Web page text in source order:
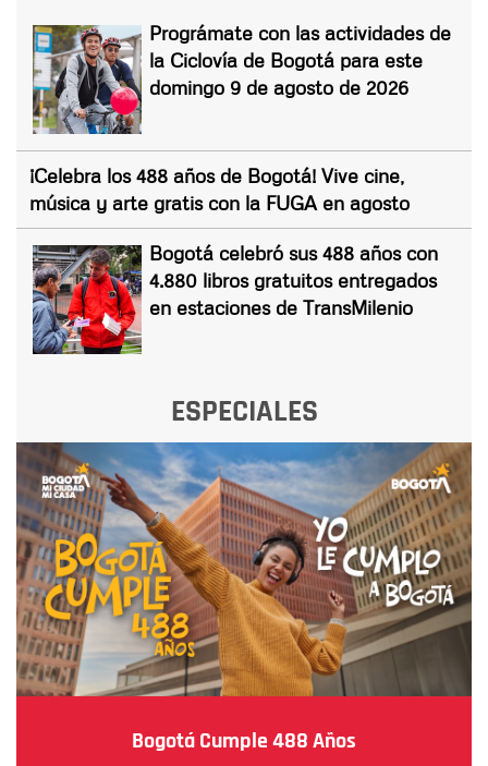
Prográmate con las actividades de
la Ciclovía de Bogotá para este
domingo 9 de agosto de 2026
¡Celebra los 488 años de Bogotá! Vive cine,
música y arte gratis con la FUGA en agosto
Bogotá celebró sus 488 años con
4.880 libros gratuitos entregados
en estaciones de TransMilenio
ESPECIALES
Bogotá Cumple 488 Años